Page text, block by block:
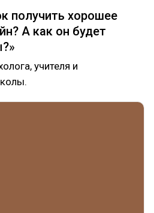
получить хорошее
А как он будет
учителя и